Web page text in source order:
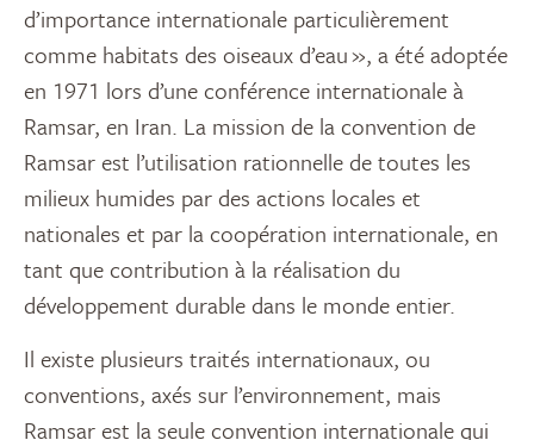
d’importance internationale particulièrement
comme habitats des oiseaux d’eau », a été adoptée
en 1971 lors d’une conférence internationale à
Ramsar, en Iran. La mission de la convention de
Ramsar est l’utilisation rationnelle de toutes les
milieux humides par des actions locales et
nationales et par la coopération internationale, en
tant que contribution à la réalisation du
développement durable dans le monde entier.
Il existe plusieurs traités internationaux, ou
conventions, axés sur l’environnement, mais
Ramsar est la seule convention internationale qui